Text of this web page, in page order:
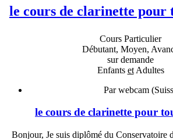
le cours de clarinette pour
Cours Particulier
Débutant, Moyen,
sur demande
Enfants etAdultes
Par webcam
le cours de clarinette pour
Bonjour, Je suis diplômé du Conservatoire